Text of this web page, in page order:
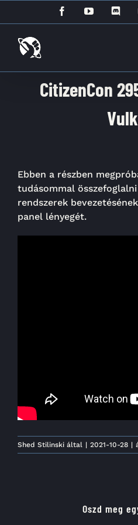
FacebookYouTube
CitizenCon
Ebben a részben
tudásommal összefoglalni
rendszerek
panel lényegét.
Shed Stilinski által | 2021-10-28 |
Oszd meg